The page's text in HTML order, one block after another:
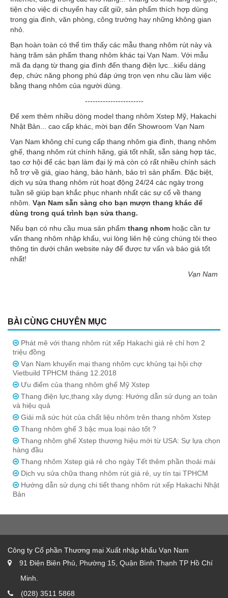
tiện cho việc di chuyển hay cất giữ, sản phẩm thích hợp dùng
trong gia đình, văn phòng, công trường hay những không gian
nhỏ.
Bạn hoàn toàn có thể tìm thấy các mẫu thang nhôm rút này và
hàng trăm sản phẩm thang nhôm khác tại Vạn Nam. Với mẫu
mã đa dạng từ thang gia đình đến thang điện lực...kiểu dáng
đẹp, chức năng phong phú đáp ứng trọn vẹn nhu cầu làm việc
bằng thang nhôm của người dùng.
-----------------------
Để xem thêm nhiều dòng model thang nhôm Xstep Mỹ, Hakachi
Nhật Bản... cao cấp khác, mời bạn đến Showroom Vạn Nam
Vạn Nam không chỉ cung cấp thang nhôm gia đình, thang nhôm
ghế, thang nhôm rút chính hãng, giá tốt nhất, sẵn sàng hợp tác,
tạo cơ hội để các bạn làm đại lý mà còn có rất nhiều chính sách
hỗ trợ về giá, giao hàng, bảo hành, bảo trì sản phẩm. Đặc biệt,
dịch vụ sửa thang nhôm rút hoạt động 24/24 các ngày trong
tuần sẽ giúp bạn khắc phục nhanh nhất các sự cố về thang
nhôm. Vạn Nam sẵn sàng cho bạn mượn thang khác để
dùng trong quá trình bạn sửa thang.
Nếu bạn có nhu cầu mua sản phẩm thang nhom hoặc cần tư
vấn thang nhôm nhập khẩu, vui lòng liên hệ cùng chúng tôi theo
thông tin dưới chân website này để được tư vấn và báo giá tốt
nhất!
Vạn Nam
BÀI CÙNG CHUYÊN MỤC
Phát mê với thang nhôm rút xếp Hakachi giá rẻ chỉ hơn 2
triệu đồng
Vạn Nam khuyến mại thang nhôm cực khủng tại hội chợ
Vietbuild TPHCM tháng 12.2018
Ưu điểm của thang nhôm ghế Mỹ Xstep
Thang điện lực,thang xây dựng: Hướng dẫn sử dụng an toàn
và hiệu quả
Giải mã sức hút của chất liệu nhôm trên thang nhôm Xstep
Thang nhôm ghế 3 bậc mua loại nào tốt ?
Thang nhôm ghế Xstep thương hiệu mới từ USA: Sự lựa chọn
hàng đầu
Thang nhôm Xstep giá rẻ cho ngày Tết thêm phần thoải mái
Dịch vụ sửa chữa thang nhôm rút giá rẻ, uy tín tại TPHCM
Hướng dẫn sử dụng chi tiết thang nhôm rút xếp Hakachi Nhật
Bản
Công ty Cổ phần Thương mại Xuất nhập khẩu Vạn Nam
91 Điện Biên Phủ, Phường 15, Quận Bình Thạnh TP Hồ Chí
Minh.
(028) 3511 5868